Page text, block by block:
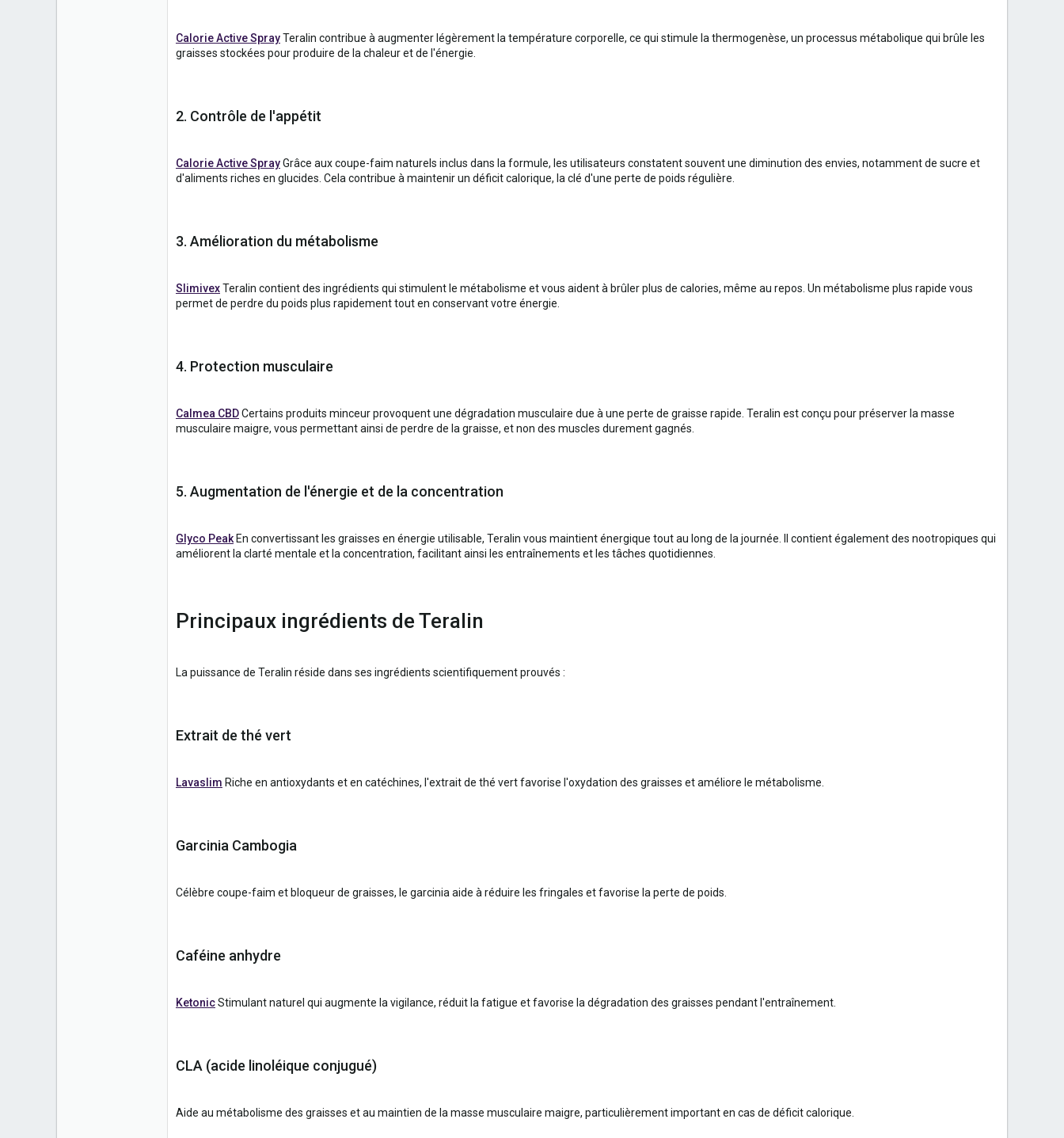
Calorie Active SprayTeralin contribue à augmenter légèrement la température corporelle, ce qui stimule la thermogenèse, un processus métabolique qui brûle les
graisses stockées pour produire de la chaleur et de l'énergie.
2. Contrôle de l'appétit
Calorie Active SprayGrâce aux coupe-faim naturels inclus dans la formule, les utilisateurs constatent souvent une diminution des envies, notamment de sucre et
d'aliments riches en glucides. Cela contribue à maintenir un déficit calorique, la clé d'une perte de poids régulière.
3. Amélioration du métabolisme
SlimivexTeralin contient des ingrédients qui stimulent le métabolisme et vous aident à brûler plus de calories, même au repos. Un métabolisme plus rapide vous
permet de perdre du poids plus rapidement tout en conservant votre énergie.
4. Protection musculaire
Calmea CBDCertains produits minceur provoquent une dégradation musculaire due à une perte de graisse rapide. Teralin est conçu pour préserver la masse
musculaire maigre, vous permettant ainsi de perdre de la graisse, et non des muscles durement gagnés.
5. Augmentation de l'énergie et de la concentration
Glyco Peak En convertissant les graisses en énergie utilisable, Teralin vous maintient énergique tout au long de la journée. Il contient également des nootropiques qui
améliorent la clarté mentale et la concentration, facilitant ainsi les entraînements et les tâches quotidiennes.
Principaux ingrédients de Teralin
La puissance de Teralin réside dans ses ingrédients scientifiquement prouvés :
Extrait de thé vert
Lavaslim Riche en antioxydants et en catéchines, l'extrait de thé vert favorise l'oxydation des graisses et améliore le métabolisme.
Garcinia Cambogia
Célèbre coupe-faim et bloqueur de graisses, le garcinia aide à réduire les fringales et favorise la perte de poids.
Caféine anhydre
KetonicStimulant naturel qui augmente la vigilance, réduit la fatigue et favorise la dégradation des graisses pendant l'entraînement.
CLA (acide linoléique conjugué)
Aide au métabolisme des graisses et au maintien de la masse musculaire maigre, particulièrement important en cas de déficit calorique.